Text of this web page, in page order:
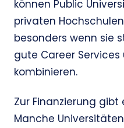
können Public
privaten
besonders wenn sie
gute Career
kombinieren.
Zur Finanzierung gibt
Manche